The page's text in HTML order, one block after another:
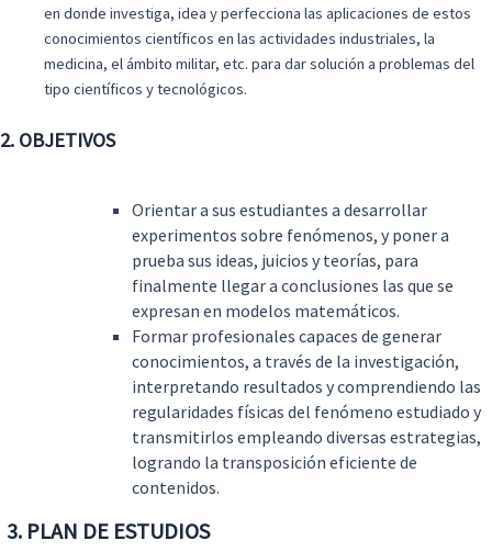
en donde investiga, idea y perfecciona las aplicaciones de estos
conocimientos científicos en las actividades industriales, la
medicina, el ámbito militar, etc. para dar solución a problemas del
tipo científicos y tecnológicos.
2. OBJETIVOS
Orientar a sus estudiantes a desarrollar
experimentos sobre fenómenos, y poner a
prueba sus ideas, juicios y teorías, para
finalmente llegar a conclusiones las que se
expresan en modelos matemáticos.
Formar profesionales capaces de generar
conocimientos, a través de la investigación,
interpretando resultados y comprendiendo las
regularidades físicas del fenómeno estudiado y
transmitirlos empleando diversas estrategias,
logrando la transposición eficiente de
contenidos.
3. PLAN DE ESTUDIOS